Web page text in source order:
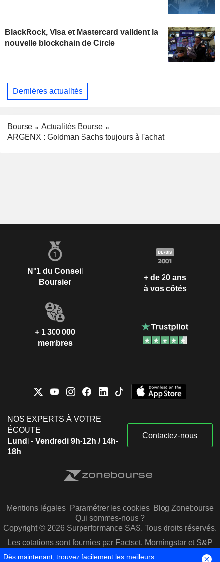
BlackRock, Visa et Mastercard valident la
nouvelle blockchain de Circle
Dernières actualités
Bourse
Actualités Bourse
ARGENX : Goldman Sachs toujours à l'achat
N°1 du Conseil
Boursier
+ de 20 ans
à vos côtés
+ 1 300 000
membres
NOS EXPERTS À VOTRE
ÉCOUTE
Lundi - Vendredi 9h-12h / 14h-
18h
Contactez-nous
Mentions légales Paramétrer les cookies Blog Zonebourse
Qui sommes-nous ?
Copyright © 2026 Surperformance SAS. Tous droits réservés.
Les cotations sont fournies par Factset, Morningstar et S&P
Capital IQ
Dès maintenant, trouvez facilement les meilleurs